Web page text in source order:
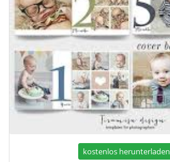
kostenlos herunterladen